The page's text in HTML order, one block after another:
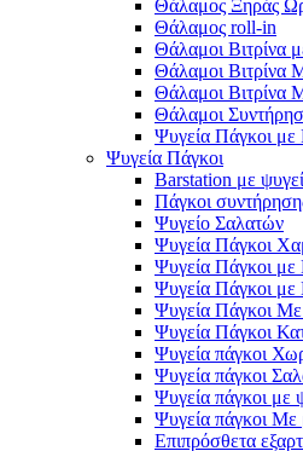
Θάλαμος Ξηράς
Θάλαμος roll-in
Θάλαμοι Βιτρίνα
Θάλαμοι Βιτρίνα
Θάλαμοι
Θάλαμοι
Ψυγεία Πάγκοι με
Ψυγεία Πάγκοι
Barstation με
Πάγκοι
Ψυγείο Σαλατών
Ψυγεία Πάγκοι
Ψυγεία Πάγκοι με
Ψυγεία Πάγκοι με
Ψυγεία Πάγκοι
Ψυγεία Πάγκοι
Ψυγεία πάγκοι
Ψυγεία πάγκοι
Ψυγεία πάγκοι με
Ψυγεία πάγκοι Με
Επιπρόσθετα